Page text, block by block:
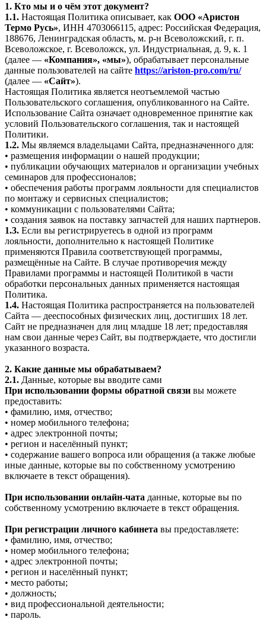
1. Кто мы и о чём этот документ?
1.1. Настоящая Политика описывает, как ООО «Аристон
Термо Русь», ИНН 4703066115, адрес: Российская Федерация,
188676, Ленинградская область, м. р-н Всеволожский, г. п.
Всеволожское, г. Всеволожск, ул. Индустриальная, д. 9, к. 1
(далее — «Компания», «мы»), обрабатывает персональные
данные пользователей на сайте https://ariston-pro.com/ru/
(далее — «Сайт»).
Настоящая Политика является неотъемлемой частью
Пользовательского соглашения, опубликованного на Сайте.
Использование Сайта означает одновременное принятие как
условий Пользовательского соглашения, так и настоящей
Политики.
1.2. Мы являемся владельцами Сайта, предназначенного для:
• размещения информации о нашей продукции;
• публикации обучающих материалов и организации учебных
семинаров для профессионалов;
• обеспечения работы программ лояльности для специалистов
по монтажу и сервисных специалистов;
• коммуникации с пользователями Сайта;
• создания заявок на поставку запчастей для наших партнеров.
1.3. Если вы регистрируетесь в одной из программ
лояльности, дополнительно к настоящей Политике
применяются Правила соответствующей программы,
размещённые на Сайте. В случае противоречия между
Правилами программы и настоящей Политикой в части
обработки персональных данных применяется настоящая
Политика.
1.4. Настоящая Политика распространяется на пользователей
Сайта — дееспособных физических лиц, достигших 18 лет.
Сайт не предназначен для лиц младше 18 лет; предоставляя
нам свои данные через Сайт, вы подтверждаете, что достигли
указанного возраста.
2. Какие данные мы обрабатываем?
2.1. Данные, которые вы вводите сами
При использовании формы обратной связи вы можете
предоставить:
• фамилию, имя, отчество;
• номер мобильного телефона;
• адрес электронной почты;
• регион и населённый пункт;
• содержание вашего вопроса или обращения (а также любые
иные данные, которые вы по собственному усмотрению
включаете в текст обращения).
При использовании онлайн-чата данные, которые вы по
собственному усмотрению включаете в текст обращения.
При регистрации личного кабинета вы предоставляете:
• фамилию, имя, отчество;
• номер мобильного телефона;
• адрес электронной почты;
• регион и населённый пункт;
• место работы;
• должность;
• вид профессиональной деятельности;
• пароль.